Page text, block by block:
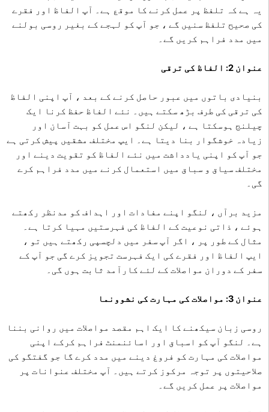
یہ ہے کہ تلفظ پر عمل کرنے کا موقع ہے۔ آپ الفاظ اور فقرے
کی صحیح تلفظ سنیں گے ، جو آپ کو لہجے کے بغیر روسی بولنے
میں مدد فراہم کریں گے۔
عنوان 2: الفاظ کی ترقی
بنیادی باتوں میں عبور حاصل کرنے کے بعد ، آپ اپنی الفاظ
کی ترقی کی طرف بڑھ سکتے ہیں۔ نئے الفاظ حفظ کرنا ایک
چیلنج ہوسکتا ہے ، لیکن لنگو اس عمل کو بہت آسان اور
زیادہ خوشگوار بنا دیتا ہے۔ ایپ مختلف مشقیں پیش کرتی ہے
جو آپ کو اپنی یادداشت میں نئے الفاظ کو تقویت دینے اور
مختلف سیاق و سباق میں استعمال کرنے میں مدد فراہم کرے
گی۔
مزید برآں ، لنگو اپنے مفادات اور اہداف کو مدنظر رکھتے
ہوئے ، ذاتی نوعیت کے الفاظ کی فہرستیں مہیا کرتا ہے۔
مثال کے طور پر ، اگر آپ سفر میں دلچسپی رکھتے ہیں تو ،
ایپ الفاظ اور فقرے کی ایک فہرست تجویز کرے گی جو آپ کے
سفر کے دوران مواصلات کے لئے کارآمد ثابت ہوں گی۔
عنوان 3: مواصلات کی مہارت کی نشوونما
روسی زبان سیکھنے کا ایک اہم مقصد مواصلات میں روانی بننا
ہے۔ لنگو آپ کو اسباق اور اسائنمنٹ فراہم کرکے اپنی
مواصلات کی مہارت کو فروغ دینے میں مدد کرے گا جو گفتگو کی
صلاحیتوں پر توجہ مرکوز کرتے ہیں۔ آپ مختلف عنوانات پر
مواصلات پر عمل کریں گے۔